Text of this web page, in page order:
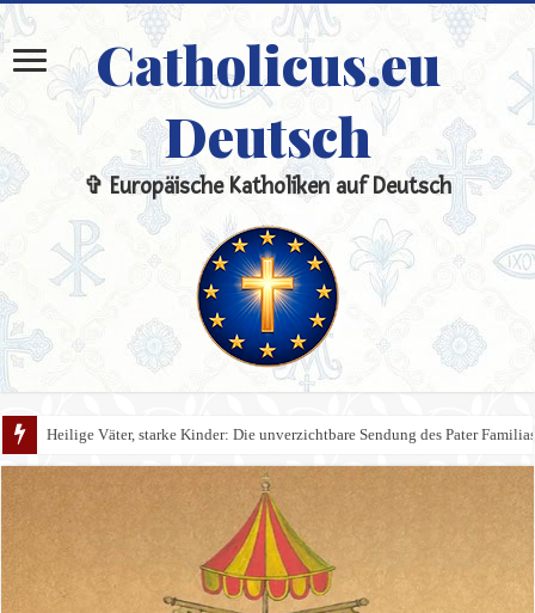
Catholicus.eu
Deutsch
✞ Europäische Katholiken auf Deutsch
Heilige Väter, starke Kinder: Die unverzichtbare Sendung des Pater